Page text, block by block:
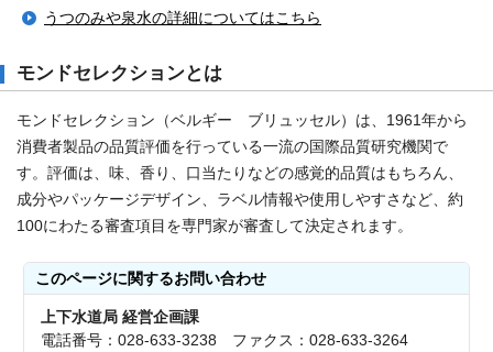
うつのみや泉水の詳細についてはこちら
モンドセレクションとは
モンドセレクション（ベルギー ブリュッセル）は、1961年から
消費者製品の品質評価を行っている一流の国際品質研究機関で
す。評価は、味、香り、口当たりなどの感覚的品質はもちろん、
成分やパッケージデザイン、ラベル情報や使用しやすさなど、約
100にわたる審査項目を専門家が審査して決定されます。
このページに関するお問い合わせ
上下水道局 経営企画課
電話番号：028-633-3238 ファクス：028-633-3264